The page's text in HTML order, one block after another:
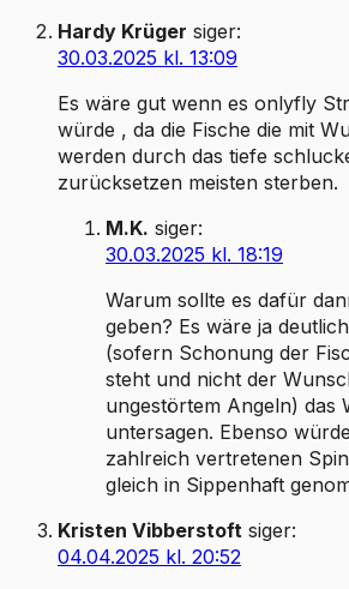
Hardy Krüger siger:
30.03.2025 kl. 13:09
Es wäre gut wenn es onlyfly
würde , da die Fische die mit
werden durch das tiefe
zurücksetzen meisten sterben.
M.K. siger:
30.03.2025 kl. 18:19
Warum sollte es dafür
geben? Es wäre ja
(sofern Schonung der
steht und nicht der
ungestörtem Angeln) das
untersagen. Ebenso
zahlreich vertretenen
gleich in Sippenhaft
Kristen Vibberstoft siger:
04.04.2025 kl. 20:52